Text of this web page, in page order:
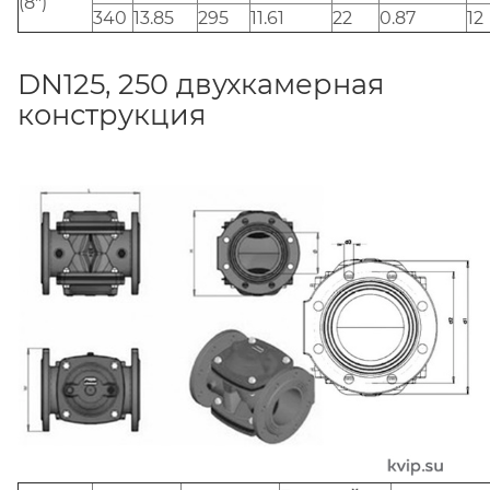
340 13.85 295 11.61 22 0.87 12
DN125, 250 двухкамерная
конструкция